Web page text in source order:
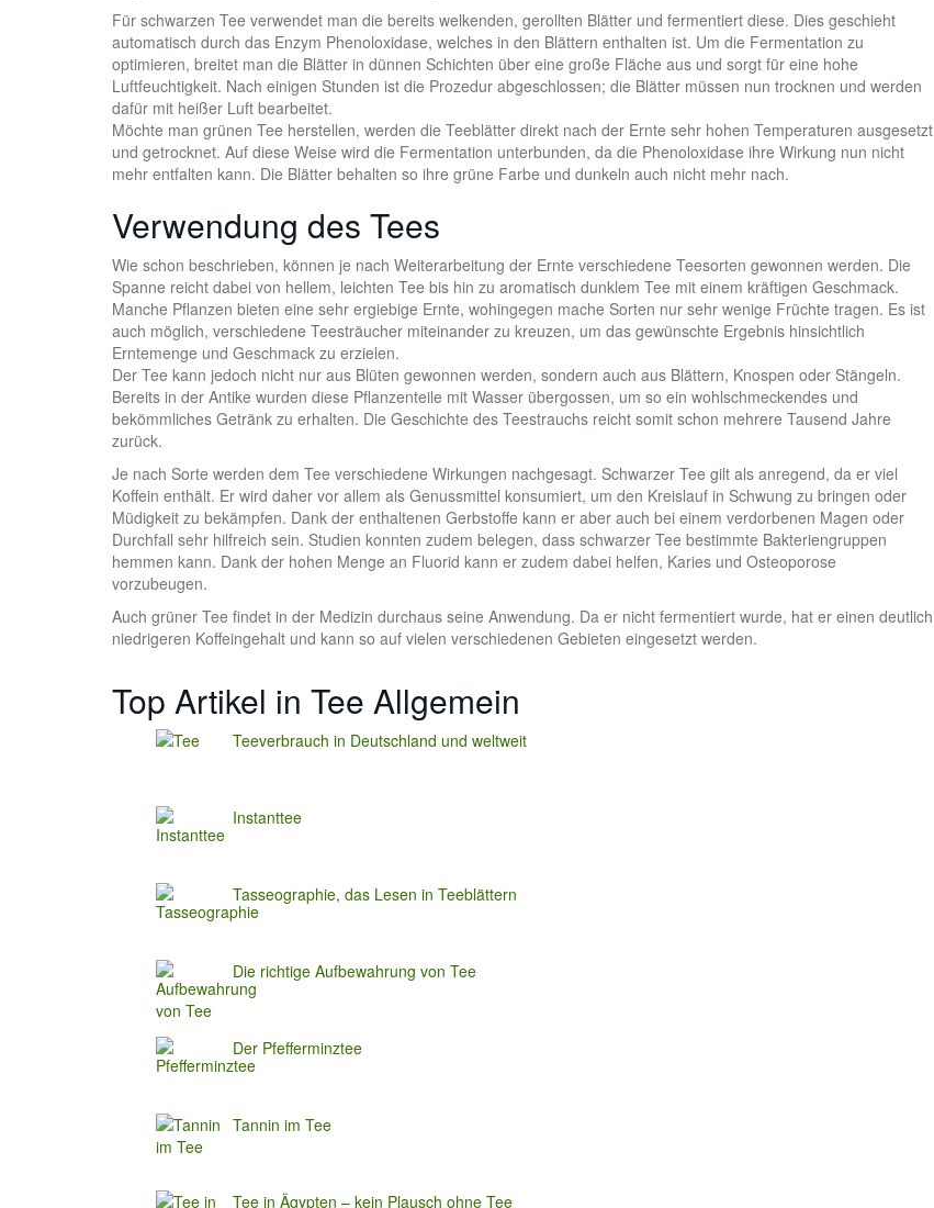
Für schwarzen Tee verwendet man die bereits welkenden, gerollten Blätter und fermentiert diese. Dies geschieht
automatisch durch das Enzym Phenoloxidase, welches in den Blättern enthalten ist. Um die Fermentation zu
optimieren, breitet man die Blätter in dünnen Schichten über eine große Fläche aus und sorgt für eine hohe
Luftfeuchtigkeit. Nach einigen Stunden ist die Prozedur abgeschlossen; die Blätter müssen nun trocknen und werden
dafür mit heißer Luft bearbeitet.
Möchte man grünen Tee herstellen, werden die Teeblätter direkt nach der Ernte sehr hohen Temperaturen ausgesetzt
und getrocknet. Auf diese Weise wird die Fermentation unterbunden, da die Phenoloxidase ihre Wirkung nun nicht
mehr entfalten kann. Die Blätter behalten so ihre grüne Farbe und dunkeln auch nicht mehr nach.
Verwendung des Tees
Wie schon beschrieben, können je nach Weiterarbeitung der Ernte verschiedene Teesorten gewonnen werden. Die
Spanne reicht dabei von hellem, leichten Tee bis hin zu aromatisch dunklem Tee mit einem kräftigen Geschmack.
Manche Pflanzen bieten eine sehr ergiebige Ernte, wohingegen mache Sorten nur sehr wenige Früchte tragen. Es ist
auch möglich, verschiedene Teesträucher miteinander zu kreuzen, um das gewünschte Ergebnis hinsichtlich
Erntemenge und Geschmack zu erzielen.
Der Tee kann jedoch nicht nur aus Blüten gewonnen werden, sondern auch aus Blättern, Knospen oder Stängeln.
Bereits in der Antike wurden diese Pflanzenteile mit Wasser übergossen, um so ein wohlschmeckendes und
bekömmliches Getränk zu erhalten. Die Geschichte des Teestrauchs reicht somit schon mehrere Tausend Jahre
zurück.
Je nach Sorte werden dem Tee verschiedene Wirkungen nachgesagt. Schwarzer Tee gilt als anregend, da er viel
Koffein enthält. Er wird daher vor allem als Genussmittel konsumiert, um den Kreislauf in Schwung zu bringen oder
Müdigkeit zu bekämpfen. Dank der enthaltenen Gerbstoffe kann er aber auch bei einem verdorbenen Magen oder
Durchfall sehr hilfreich sein. Studien konnten zudem belegen, dass schwarzer Tee bestimmte Bakteriengruppen
hemmen kann. Dank der hohen Menge an Fluorid kann er zudem dabei helfen, Karies und Osteoporose
vorzubeugen.
Auch grüner Tee findet in der Medizin durchaus seine Anwendung. Da er nicht fermentiert wurde, hat er einen deutlich
niedrigeren Koffeingehalt und kann so auf vielen verschiedenen Gebieten eingesetzt werden.
Top Artikel in Tee Allgemein
Teeverbrauch in Deutschland und weltweit
Instanttee
Tasseographie, das Lesen in Teeblättern
Die richtige Aufbewahrung von Tee
Der Pfefferminztee
Tannin im Tee
Tee in Ägypten – kein Plausch ohne Tee